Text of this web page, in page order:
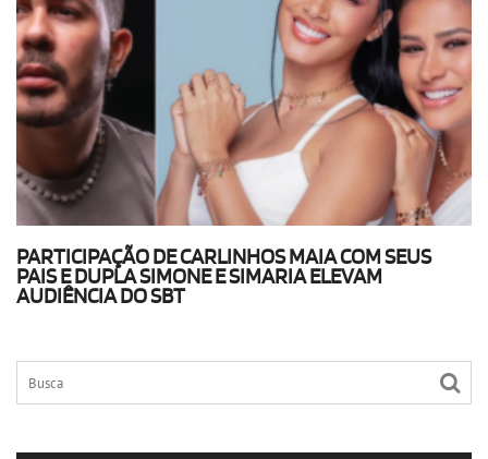
PARTICIPAÇÃO DE CARLINHOS MAIA COM SEUS
PAIS E DUPLA SIMONE E SIMARIA ELEVAM
AUDIÊNCIA DO SBT